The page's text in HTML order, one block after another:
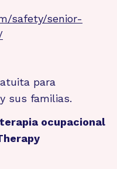
safety/senior-
para
sus familias.
ocupacional